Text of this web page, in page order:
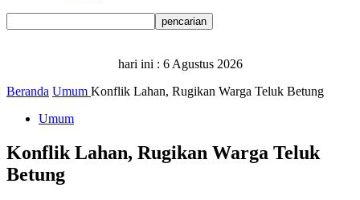
hari ini : 6 Agustus 2026
Beranda Umum Konflik Lahan, Rugikan Warga Teluk Betung
Umum
Konflik Lahan, Rugikan Warga Teluk
Betung